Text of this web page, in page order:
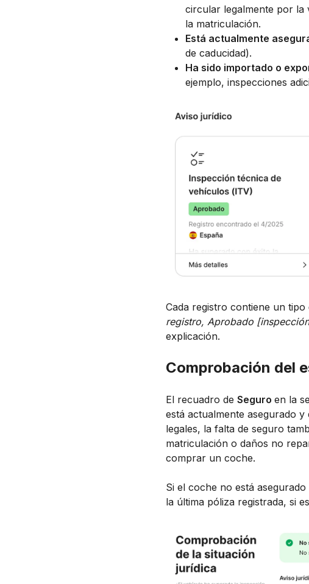
circular legalmente por la
la matriculación.
Está actualmente
de caducidad).
Ha sido importado o
ejemplo, inspecciones
Cada registro contiene un tipo
registro, Aprobado
explicación.
Comprobación del
El recuadro de Seguro en la
está actualmente asegurado
legales, la falta de seguro
matriculación o daños no
comprar un coche.
Si el coche no está
la última póliza registrada, si